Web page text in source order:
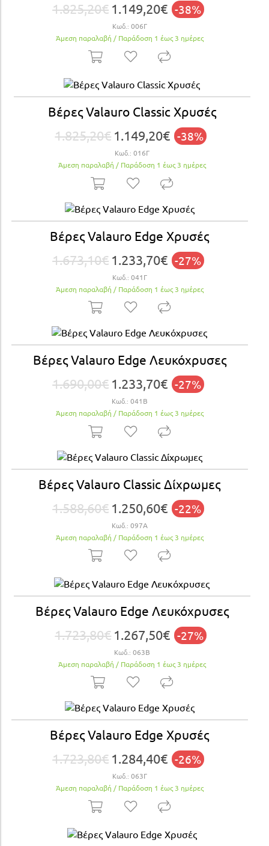
1.825,20€ 1.149,20€ -38%
Κωδ.: 006Γ
Άμεση παραλαβή / Παράδoση 1 έως 3 ημέρες
Βέρες Valauro Classic Χρυσές
1.825,20€ 1.149,20€ -38%
Κωδ.: 016Γ
Άμεση παραλαβή / Παράδoση 1 έως 3 ημέρες
Βέρες Valauro Edge Xρυσές
1.673,10€ 1.233,70€ -27%
Κωδ.: 041Γ
Άμεση παραλαβή / Παράδoση 1 έως 3 ημέρες
Βέρες Valauro Edge Λευκόχρυσες
1.690,00€ 1.233,70€ -27%
Κωδ.: 041Β
Άμεση παραλαβή / Παράδoση 1 έως 3 ημέρες
Βέρες Valauro Classic Δίχρωμες
1.588,60€ 1.250,60€ -22%
Κωδ.: 097Α
Άμεση παραλαβή / Παράδoση 1 έως 3 ημέρες
Βέρες Valauro Edge Λευκόχρυσες
1.723,80€ 1.267,50€ -27%
Κωδ.: 063Β
Άμεση παραλαβή / Παράδoση 1 έως 3 ημέρες
Βέρες Valauro Edge Xρυσές
1.723,80€ 1.284,40€ -26%
Κωδ.: 063Γ
Άμεση παραλαβή / Παράδoση 1 έως 3 ημέρες